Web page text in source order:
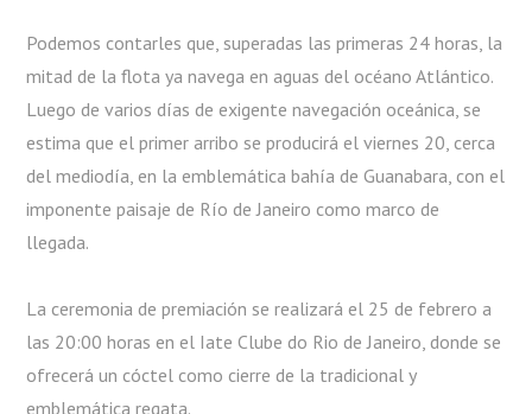
Podemos contarles que, superadas las primeras 24 horas, la
mitad de la flota ya navega en aguas del océano Atlántico.
Luego de varios días de exigente navegación oceánica, se
estima que el primer arribo se producirá el viernes 20, cerca
del mediodía, en la emblemática bahía de Guanabara, con el
imponente paisaje de Río de Janeiro como marco de
llegada.
La ceremonia de premiación se realizará el 25 de febrero a
las 20:00 horas en el Iate Clube do Rio de Janeiro, donde se
ofrecerá un cóctel como cierre de la tradicional y
emblemática regata.